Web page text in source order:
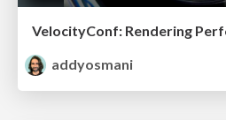
addyosmani